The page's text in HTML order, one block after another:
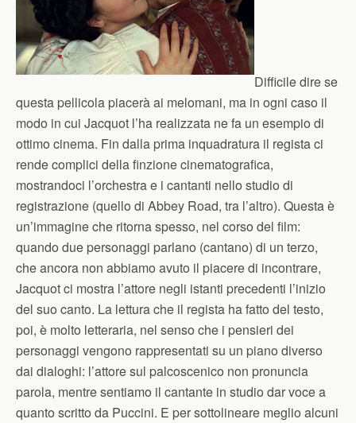
Difficile dire se
questa pellicola piacerà ai melomani, ma in ogni caso il
modo in cui Jacquot l’ha realizzata ne fa un esempio di
ottimo cinema. Fin dalla prima inquadratura il regista ci
rende complici della finzione cinematografica,
mostrandoci l’orchestra e i cantanti nello studio di
registrazione (quello di Abbey Road, tra l’altro). Questa è
un’immagine che ritorna spesso, nel corso del film:
quando due personaggi parlano (cantano) di un terzo,
che ancora non abbiamo avuto il piacere di incontrare,
Jacquot ci mostra l’attore negli istanti precedenti l’inizio
del suo canto. La lettura che il regista ha fatto del testo,
poi, è molto letteraria, nel senso che i pensieri dei
personaggi vengono rappresentati su un piano diverso
dai dialoghi: l’attore sul palcoscenico non pronuncia
parola, mentre sentiamo il cantante in studio dar voce a
quanto scritto da Puccini. E per sottolineare meglio alcuni